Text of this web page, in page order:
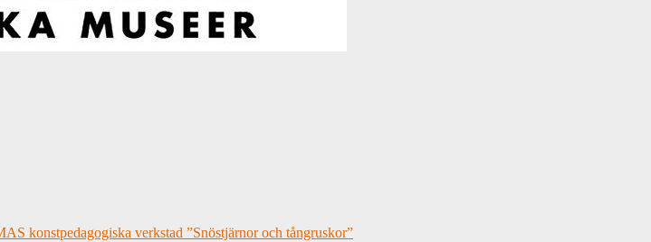
konstpedagogiska verkstad ”Snöstjärnor och tångruskor”